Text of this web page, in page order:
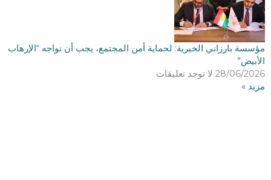
مؤسسة بارزاني الخيرية: لحماية أمن المجتمع، يجب أن نواجه “الإرهاب
الأبيض”
28/06/2026 لا توجد تعليقات
مزید »